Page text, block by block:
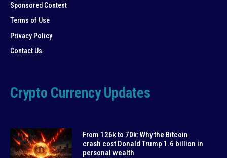
Sponsored Content
Terms of Use
Privacy Policy
Contact Us
Crypto Currency Updates
From 126k to 70k: Why the Bitcoin
crash cost Donald Trump 1.6 billion in
personal wealth